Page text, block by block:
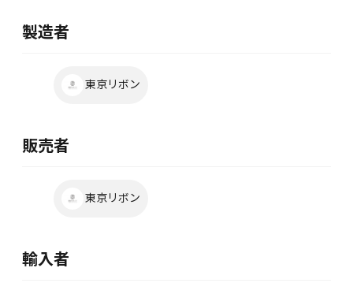
製造者
東京リボン
販売者
東京リボン
輸入者